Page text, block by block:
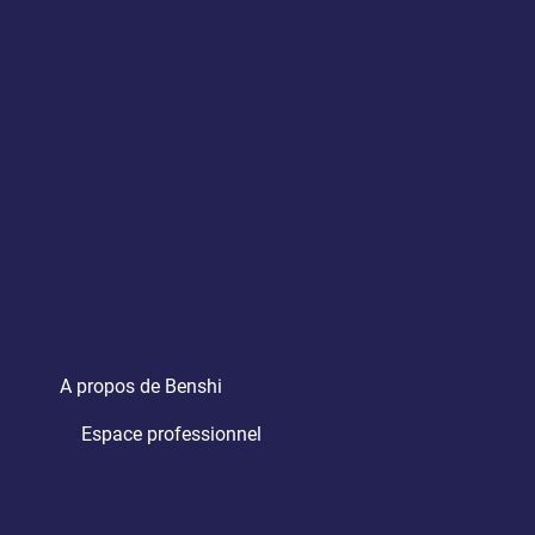
A propos de Benshi
Espace professionnel